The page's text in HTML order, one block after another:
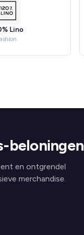
Lino
beloningen
en ontgrendel
merchandise.